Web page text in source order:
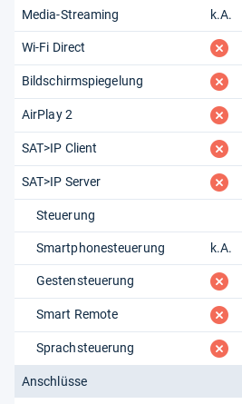
Media-Streaming k.A.
Wi-Fi Direct fehlt
Bildschirmspiegelung fehlt
AirPlay 2 fehlt
SAT>IP Client fehlt
SAT>IP Server fehlt
Steuerung
Smartphonesteuerung k.A.
Gestensteuerung fehlt
Smart Remote fehlt
Sprachsteuerung fehlt
Anschlüsse